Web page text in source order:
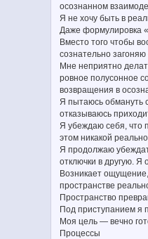
осознанном
Я не хочу быть в
Даже формулировка
Вместо того чтобы
сознательно
Мне неприятно
ровное полусонное
возвращения в
Я пытаюсь обмануть
отказываюсь
Я убеждаю себя, что
этом никакой
Я продолжаю
отключки в другую. Я
Возникает ощущение,
пространстве
Пространство
Под приступанием я
Моя цель — вечно
Процессы